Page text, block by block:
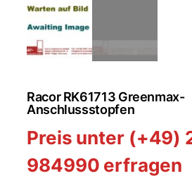
Racor RK61713 Greenmax-
Anschlussstopfen
Preis unter (+49)
984990 erfragen